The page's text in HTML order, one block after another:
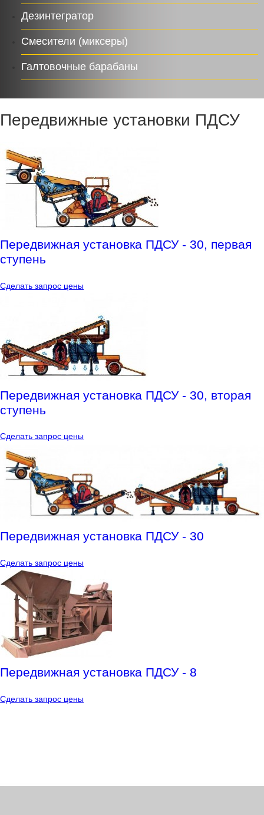
Дезинтегратор
Смесители (миксеры)
Галтовочные барабаны
Передвижные установки ПДСУ
Передвижная установка ПДСУ - 30, первая
ступень
Сделать запрос цены
Передвижная установка ПДСУ - 30, вторая
ступень
Сделать запрос цены
Передвижная установка ПДСУ - 30
Сделать запрос цены
Передвижная установка ПДСУ - 8
Сделать запрос цены